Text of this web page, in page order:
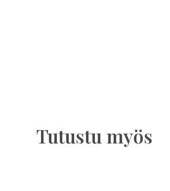
Tutustu myös